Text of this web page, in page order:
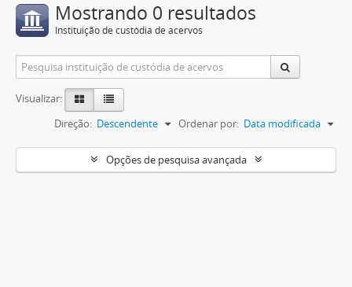
Mostrando 0 resultados
Instituição de custódia de acervos
Visualizar:
Ordenar por: Data modificada
Direção: Descendente
Opções de pesquisa avançada